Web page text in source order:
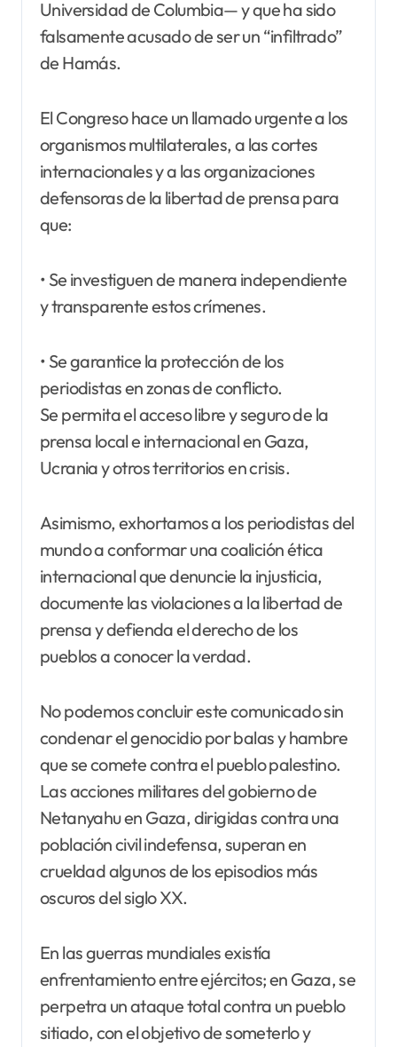
Universidad de Columbia— y que ha sido
falsamente acusado de ser un “infiltrado”
de Hamás.
El Congreso hace un llamado urgente a los
organismos multilaterales, a las cortes
internacionales y a las organizaciones
defensoras de la libertad de prensa para
que:
• Se investiguen de manera independiente
y transparente estos crímenes.
• Se garantice la protección de los
periodistas en zonas de conflicto.
Se permita el acceso libre y seguro de la
prensa local e internacional en Gaza,
Ucrania y otros territorios en crisis.
Asimismo, exhortamos a los periodistas del
mundo a conformar una coalición ética
internacional que denuncie la injusticia,
documente las violaciones a la libertad de
prensa y defienda el derecho de los
pueblos a conocer la verdad.
No podemos concluir este comunicado sin
condenar el genocidio por balas y hambre
que se comete contra el pueblo palestino.
Las acciones militares del gobierno de
Netanyahu en Gaza, dirigidas contra una
población civil indefensa, superan en
crueldad algunos de los episodios más
oscuros del siglo XX.
En las guerras mundiales existía
enfrentamiento entre ejércitos; en Gaza, se
perpetra un ataque total contra un pueblo
sitiado, con el objetivo de someterlo y